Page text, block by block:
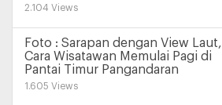
2.104 Views
Foto : Sarapan dengan View Laut,
Cara Wisatawan Memulai Pagi di
Pantai Timur Pangandaran
1.605 Views